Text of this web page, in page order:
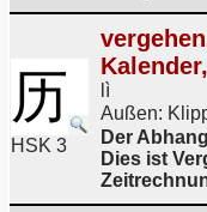
历
HSK 3
lì
Außen:
Der
Dies ist